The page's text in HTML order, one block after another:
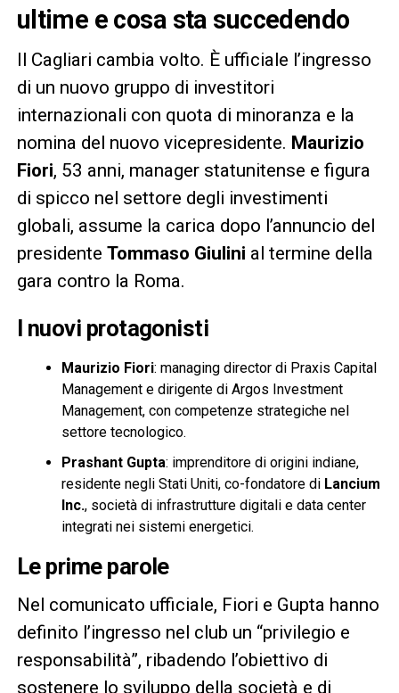
ultime e cosa sta succedendo
Il Cagliari cambia volto. È ufficiale l’ingresso
di un nuovo gruppo di investitori
internazionali con quota di minoranza e la
nomina del nuovo vicepresidente. Maurizio
Fiori, 53 anni, manager statunitense e figura
di spicco nel settore degli investimenti
globali, assume la carica dopo l’annuncio del
presidente Tommaso Giulini al termine della
gara contro la Roma.
I nuovi protagonisti
Maurizio Fiori: managing director di Praxis Capital
Management e dirigente di Argos Investment
Management, con competenze strategiche nel
settore tecnologico.
Prashant Gupta: imprenditore di origini indiane,
residente negli Stati Uniti, co-fondatore di Lancium
Inc., società di infrastrutture digitali e data center
integrati nei sistemi energetici.
Le prime parole
Nel comunicato ufficiale, Fiori e Gupta hanno
definito l’ingresso nel club un “privilegio e
responsabilità”, ribadendo l’obiettivo di
sostenere lo sviluppo della società e di